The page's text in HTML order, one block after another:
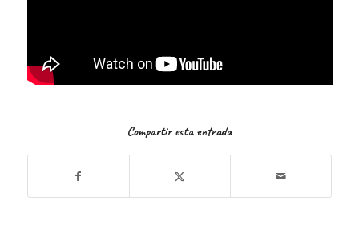
Compartir esta entrada